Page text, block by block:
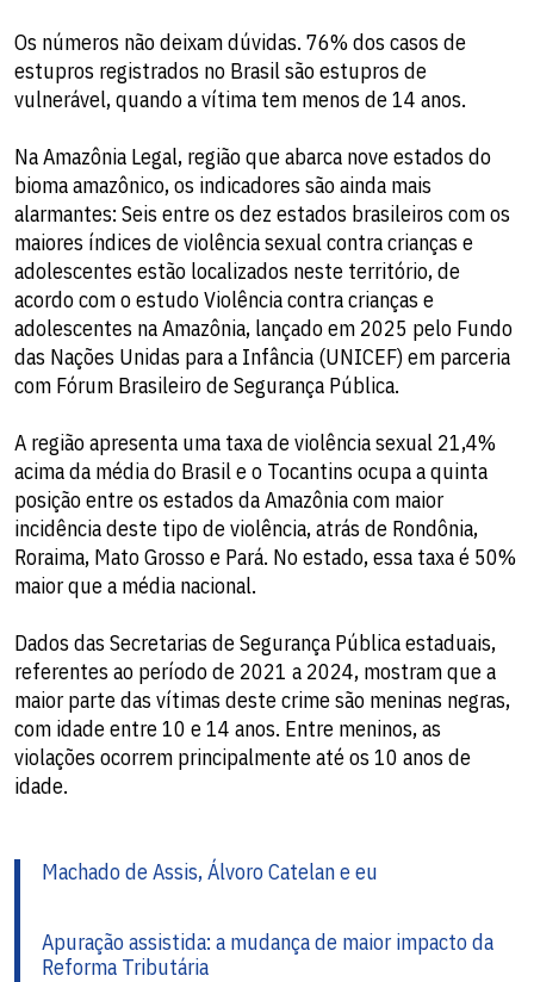
Os números não deixam dúvidas. 76% dos casos de
estupros registrados no Brasil são estupros de
vulnerável, quando a vítima tem menos de 14 anos.
Na Amazônia Legal, região que abarca nove estados do
bioma amazônico, os indicadores são ainda mais
alarmantes: Seis entre os dez estados brasileiros com os
maiores índices de violência sexual contra crianças e
adolescentes estão localizados neste território, de
acordo com o estudo Violência contra crianças e
adolescentes na Amazônia, lançado em 2025 pelo Fundo
das Nações Unidas para a Infância (UNICEF) em parceria
com Fórum Brasileiro de Segurança Pública.
A região apresenta uma taxa de violência sexual 21,4%
acima da média do Brasil e o Tocantins ocupa a quinta
posição entre os estados da Amazônia com maior
incidência deste tipo de violência, atrás de Rondônia,
Roraima, Mato Grosso e Pará. No estado, essa taxa é 50%
maior que a média nacional.
Dados das Secretarias de Segurança Pública estaduais,
referentes ao período de 2021 a 2024, mostram que a
maior parte das vítimas deste crime são meninas negras,
com idade entre 10 e 14 anos. Entre meninos, as
violações ocorrem principalmente até os 10 anos de
idade.
Machado de Assis, Álvoro Catelan e eu
Apuração assistida: a mudança de maior impacto da
Reforma Tributária